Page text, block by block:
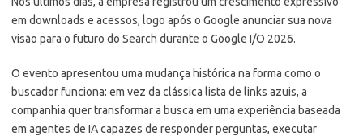
em downloads e acessos, logo após o Google anunciar sua nova
visão para o futuro do Search durante o Google I/O 2026.
O evento apresentou uma mudança histórica na forma como o
buscador funciona: em vez da clássica lista de links azuis, a
companhia quer transformar a busca em uma experiência baseada
em agentes de IA capazes de responder perguntas, executar